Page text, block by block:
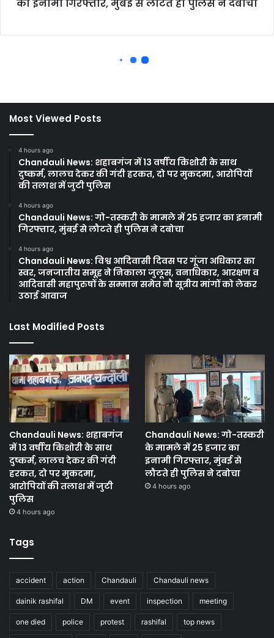
Most Viewed Posts
4 hours ago
Chandauli News: शहाबगंज में 13 वर्षीय किशोरी के साथ
दुष्कर्म, लालच देकर की गंदी हरकत, दो पर मुकदमा, आरोपियों
की तलाश में जुटी पुलिस
4 hours ago
Chandauli News: गो-तस्करी के मामले में 25 हजार का इनामी
गिरफ्तार, मुंबई से लौटते ही पुलिस ने दबोचा
4 hours ago
Chandauli News: विश्व आदिवासी दिवस पर गूंजा अधिकार का
स्वर, जनजातीय समूह ने निकाला जुलूस, वनाधिकार, आरक्षण व
आदिवासी महापुरुषों के सम्मान समेत नौ सूत्रीय मांगों को लेकर
उठाई आवाज
Last Modified Posts
Chandauli News: शहाबगंज
में 13 वर्षीय किशोरी के साथ
दुष्कर्म, लालच देकर की गंदी
हरकत, दो पर मुकदमा,
आरोपियों की तलाश में जुटी
पुलिस
4 hours ago
Chandauli News: गो-तस्करी
के मामले में 25 हजार का
इनामी गिरफ्तार, मुंबई से
लौटते ही पुलिस ने दबोचा
4 hours ago
Tags
accident action Chandauli Chandauli news
dainik rashifal DM event inspection meeting
one died police protest rashifal top news